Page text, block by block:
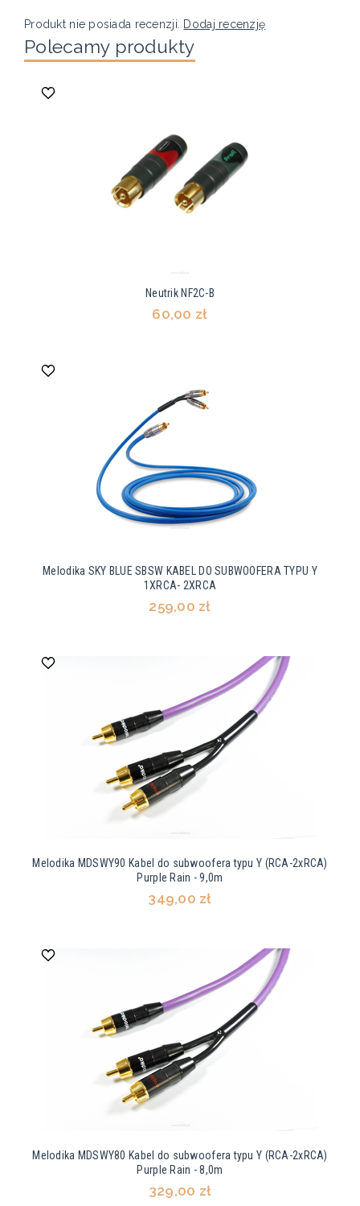
Produkt nie posiada recenzji. Dodaj recenzję
Polecamy produkty
Neutrik NF2C-B
60,00 zł
Melodika SKY BLUE SBSW KABEL DO SUBWOOFERA TYPU Y
1XRCA- 2XRCA
259,00 zł
Melodika MDSWY90 Kabel do subwoofera typu Y (RCA-2xRCA)
Purple Rain - 9,0m
349,00 zł
Melodika MDSWY80 Kabel do subwoofera typu Y (RCA-2xRCA)
Purple Rain - 8,0m
329,00 zł